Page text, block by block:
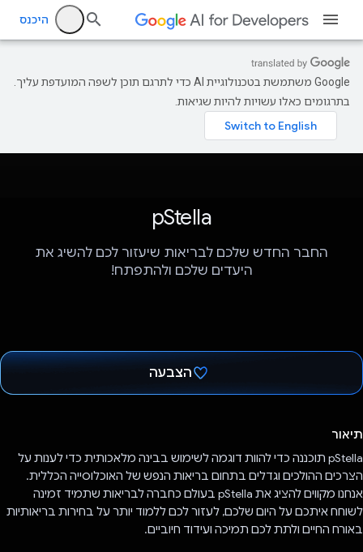
היכנס
‫Google משתמשת בטכנולוגיית AI כדי לתרגם תוכן לשפה המועדפת עליך.
בתרגומים כאלו עשויות להיות שגיאות.
pStella
החבר החדש שלכם לבריאות שיעזור לכם להשיג את
היעדים שלכם ולהתפתח!
הצבעה
תיאור
pStella תוכננה כדי להוות דוגמה לשימוש בבינה מלאכותית כדי לענות על
הצרכים ההולכים וגדלים בתחום בריאות הנפש של האוכלוסייה הכללית.
אנחנו מקווים להציג את pStella בעולם כחברה לבריאות שתמיד זמינה
לשוחח איתכם על היום שלכם, לעזור לכם ללמוד יותר על בחירות בריאותיות
באורח החיים ולתת לכם תמיכה ועידוד חיוביים.